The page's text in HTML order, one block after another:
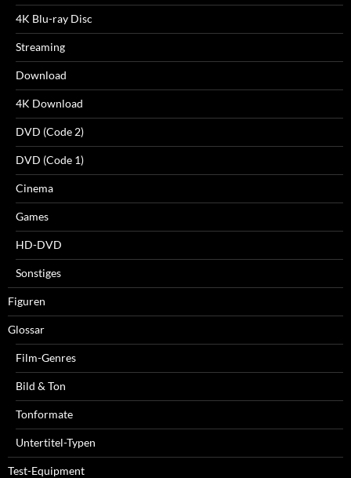
4K Blu-ray Disc
Streaming
Download
4K Download
DVD (Code 2)
DVD (Code 1)
Cinema
Games
HD-DVD
Sonstiges
Figuren
Glossar
Film-Genres
Bild & Ton
Tonformate
Untertitel-Typen
Test-Equipment